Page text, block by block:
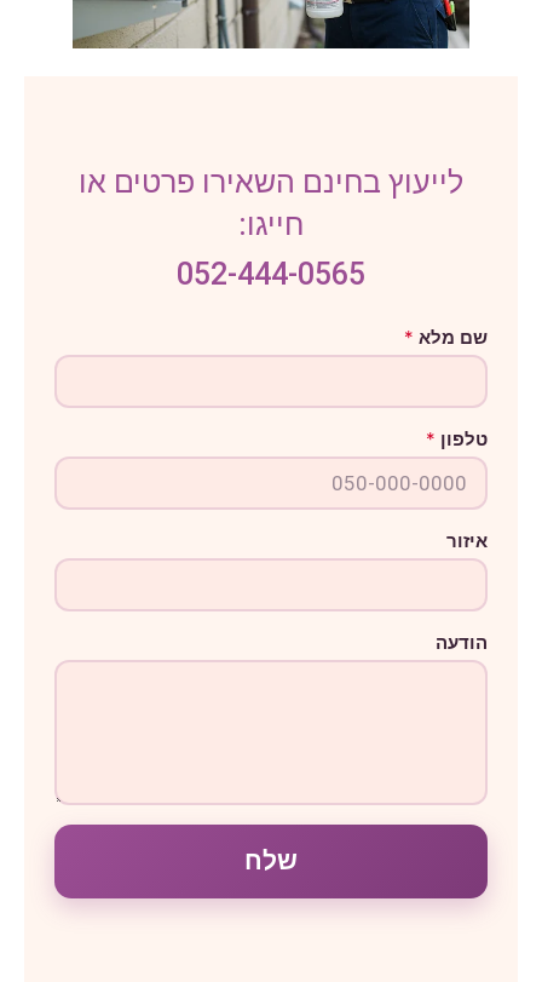
לייעוץ בחינם השאירו פרטים או
חייגו:
052-444-0565
ט
ל
ן
ם
מ
א
שם מלא *
טלפון *
איזור
הודעה
שלח